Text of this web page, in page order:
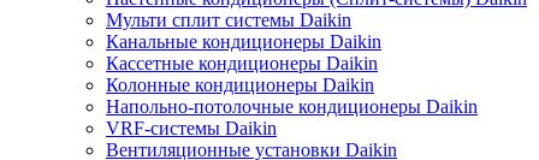
Мульти сплит системы Daikin
Канальные кондиционеры Daikin
Кассетные кондиционеры Daikin
Колонные кондиционеры Daikin
Напольно-потолочные кондиционеры Daikin
VRF-системы Daikin
Вентиляционные установки Daikin